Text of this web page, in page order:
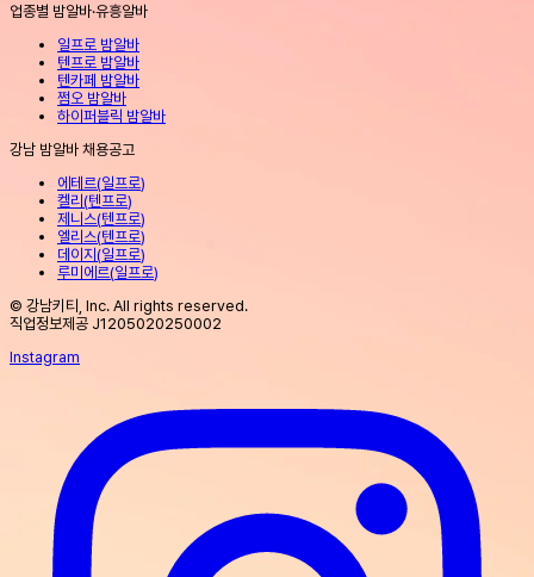
업종별 밤알바·유흥알바
일프로 밤알바
텐프로 밤알바
텐카페 밤알바
쩜오 밤알바
하이퍼블릭 밤알바
강남 밤알바 채용공고
에테르(일프로)
켈리(텐프로)
제니스(텐프로)
엘리스(텐프로)
데이지(일프로)
루미에르(일프로)
© 강남키티, Inc. All rights reserved.
직업정보제공 J1205020250002
Instagram